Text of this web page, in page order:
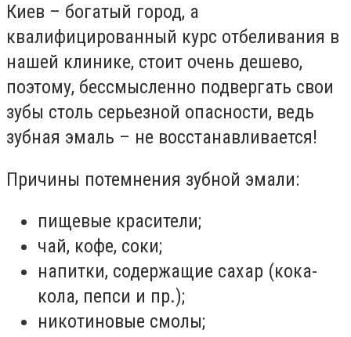
Киев – богатый город, а
квалифицированный курс отбеливания в
нашей клинике, стоит очень дешево,
поэтому, бессмысленно подвергать свои
зубы столь серьезной опасности, ведь
зубная эмаль – не восстанавливается!
Причины потемнения зубной эмали:
пищевые красители;
чай, кофе, соки;
напитки, содержащие сахар (кока-
кола, пепси и пр.);
никотиновые смолы;